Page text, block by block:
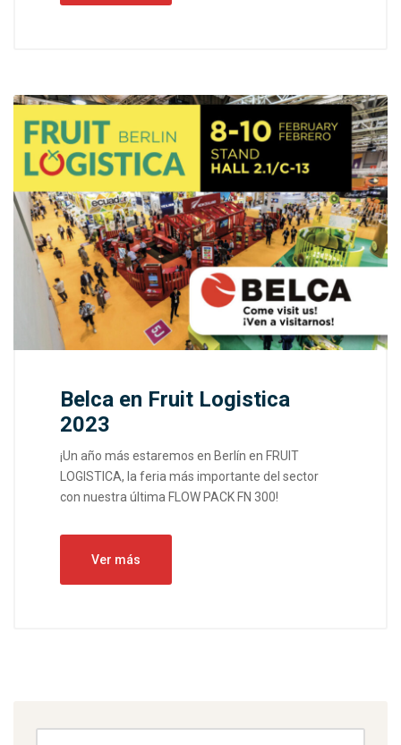
Belca en Fruit Logistica
2023
¡Un año más estaremos en Berlín en FRUIT
LOGISTICA, la feria más importante del sector
con nuestra última FLOW PACK FN 300!
Ver más